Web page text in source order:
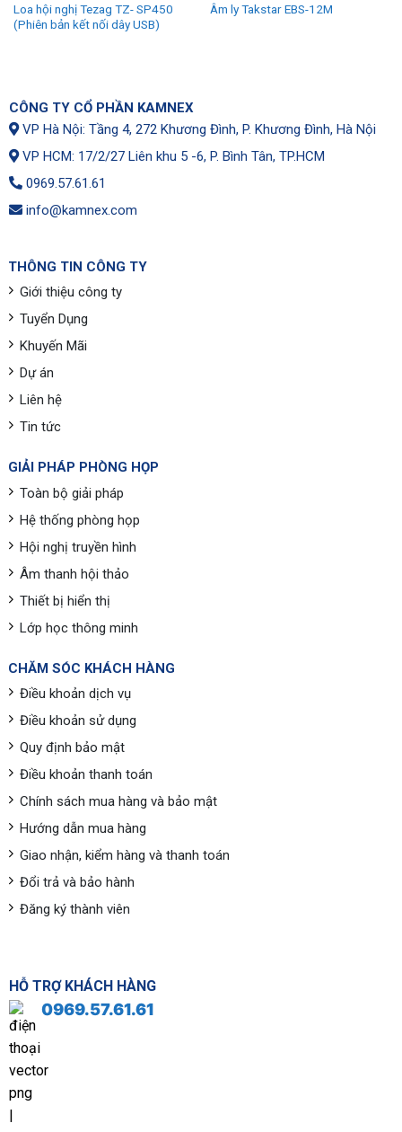
Loa hội nghị Tezag TZ- SP450
(Phiên bản kết nối dây USB)
Âm ly Takstar EBS-12M
CÔNG TY CỔ PHẦN KAMNEX
VP Hà Nội: Tầng 4, 272 Khương Đình, P. Khương Đình, Hà Nội
VP HCM: 17/2/27 Liên khu 5 -6, P. Bình Tân, TP.HCM
0969.57.61.61
info@kamnex.com
THÔNG TIN CÔNG TY
Giới thiệu công ty
Tuyển Dụng
Khuyến Mãi
Dự án
Liên hệ
Tin tức
GIẢI PHÁP PHÒNG HỌP
Toàn bộ giải pháp
Hệ thống phòng họp
Hội nghị truyền hình
Âm thanh hội thảo
Thiết bị hiển thị
Lớp học thông minh
CHĂM SÓC KHÁCH HÀNG
Điều khoản dịch vụ
Điều khoản sử dụng
Quy định bảo mật
Điều khoản thanh toán
Chính sách mua hàng và bảo mật
Hướng dẫn mua hàng
Giao nhận, kiểm hàng và thanh toán
Đổi trả và bảo hành
Đăng ký thành viên
HỖ TRỢ KHÁCH HÀNG
0969.57.61.61